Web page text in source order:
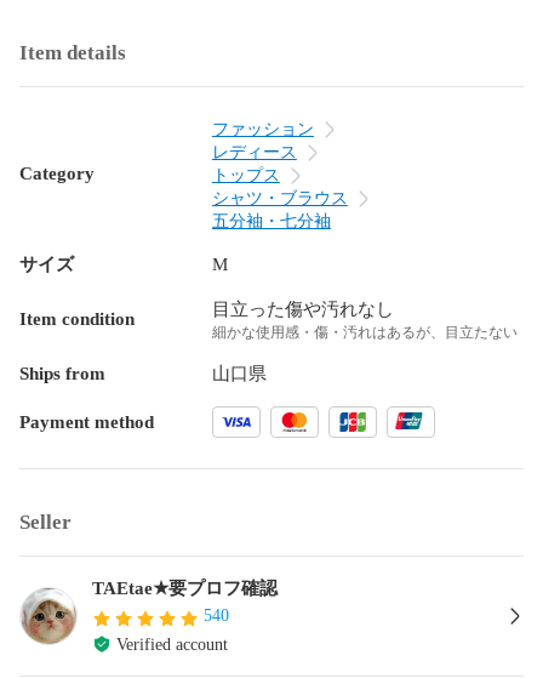
Item details
Category
ファッション
レディース
トップス
シャツ・ブラウス
五分袖・七分袖
サイズ M
Item condition 目立った傷や汚れなし
細かな使用感・傷・汚れはあるが、目立たない
Ships from 山口県
Payment method
Seller
TAEtae★要プロフ確認
540
Verified account